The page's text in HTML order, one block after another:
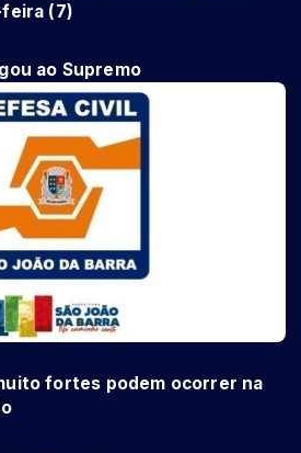
(7)
ao Supremo
fortes podem ocorrer na